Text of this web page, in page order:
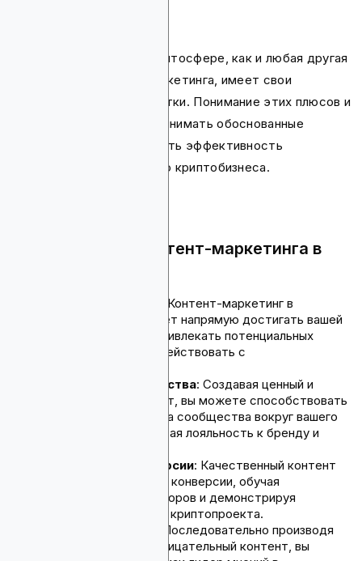
Контент-маркетинг в криптосфере, как и любая другая
стратегия цифрового маркетинга, имеет свои
преимущества и недостатки. Понимание этих плюсов и
минусов поможет вам принимать обоснованные
решения и максимизировать эффективность
контентных усилий вашего криптобизнеса.
Преимущества контент-маркетинга в
: Контент-маркетинг в
криптосфере позволяет напрямую достигать вашей
целевой аудитории, привлекать потенциальных
инвесторов и взаимодействовать с
Построение сообщества: Создавая ценный и
увлекательный контент, вы можете способствовать
формированию чувства сообщества вокруг вашего
криптопроекта, развивая лояльность к бренду и
Коэффициент конверсии: Качественный контент
может стимулировать конверсии, обучая
потенциальных инвесторов и демонстрируя
преимущества вашего криптопроекта.
: Последовательно производя
информативный и проницательный контент, вы